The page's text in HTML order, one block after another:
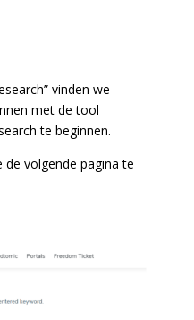
vinden we
met de tool
te beginnen.
volgende pagina te